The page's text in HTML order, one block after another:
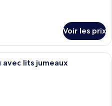
Voir les prix
Une chambre d’hôtel avec un grand
avec lits jumeaux